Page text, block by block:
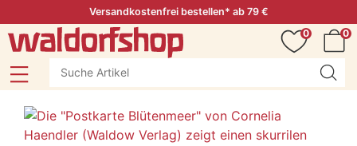
Versandkostenfrei bestellen* ab 79 €
0
0